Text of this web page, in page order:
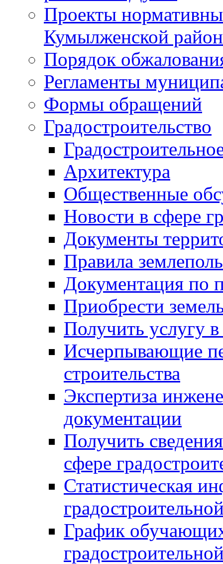
Проекты
Кумылженской
Порядок
Регламенты
Формы обращений
Градостроительство
Архитектура
Общественные
Новости в сфере
Документы
Правила
Документация по
Приобрести
Получить услугу в
Исчерпывающие
строительства
Экспертиза
документации
Получить
сфере
Статистическая
График